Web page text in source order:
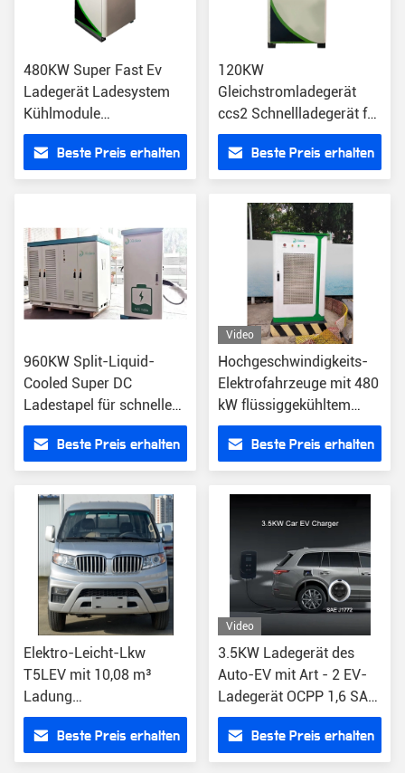
480KW Super Fast Ev
Ladegerät Ladesystem
Kühlmodule
Schnellladung CCS2
CCS1 GB/T
Beste Preis erhalten
120KW
Gleichstromladegerät
ccs2 Schnellladegerät für
kommerzielle
Elektrofahrzeuge Wifi 4G
OCPP1.6 mit Bezahlung
IK54 Chademo
Beste Preis erhalten
960KW Split-Liquid-
Cooled Super DC
Ladestapel für schnelles
Laden angepasst OCPP
Beste Preis erhalten
Video
Hochgeschwindigkeits-
Elektrofahrzeuge mit 480
kW flüssiggekühltem
Supercharger einfach
aufladenBeste Preis erhalten
Elektro-Leicht-Lkw
T5LEV mit 10,08 m³
Ladung
MP5/GPS/Bluetooth
(Unternehmertyp)
Beste Preis erhalten
Video
3.5KW Ladegerät des
Auto-EV mit Art - 2 EV-
Ladegerät OCPP 1,6 SAE
J1772
Beste Preis erhalten